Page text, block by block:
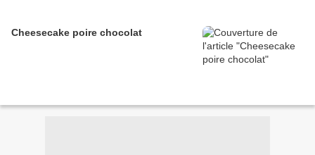
Cheesecake poire chocolat